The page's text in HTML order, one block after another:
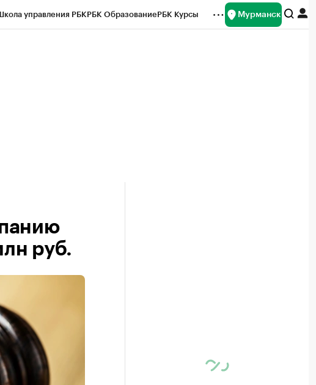
управления РБКРБК ОбразованиеРБК Курсы Мурманск
руб.